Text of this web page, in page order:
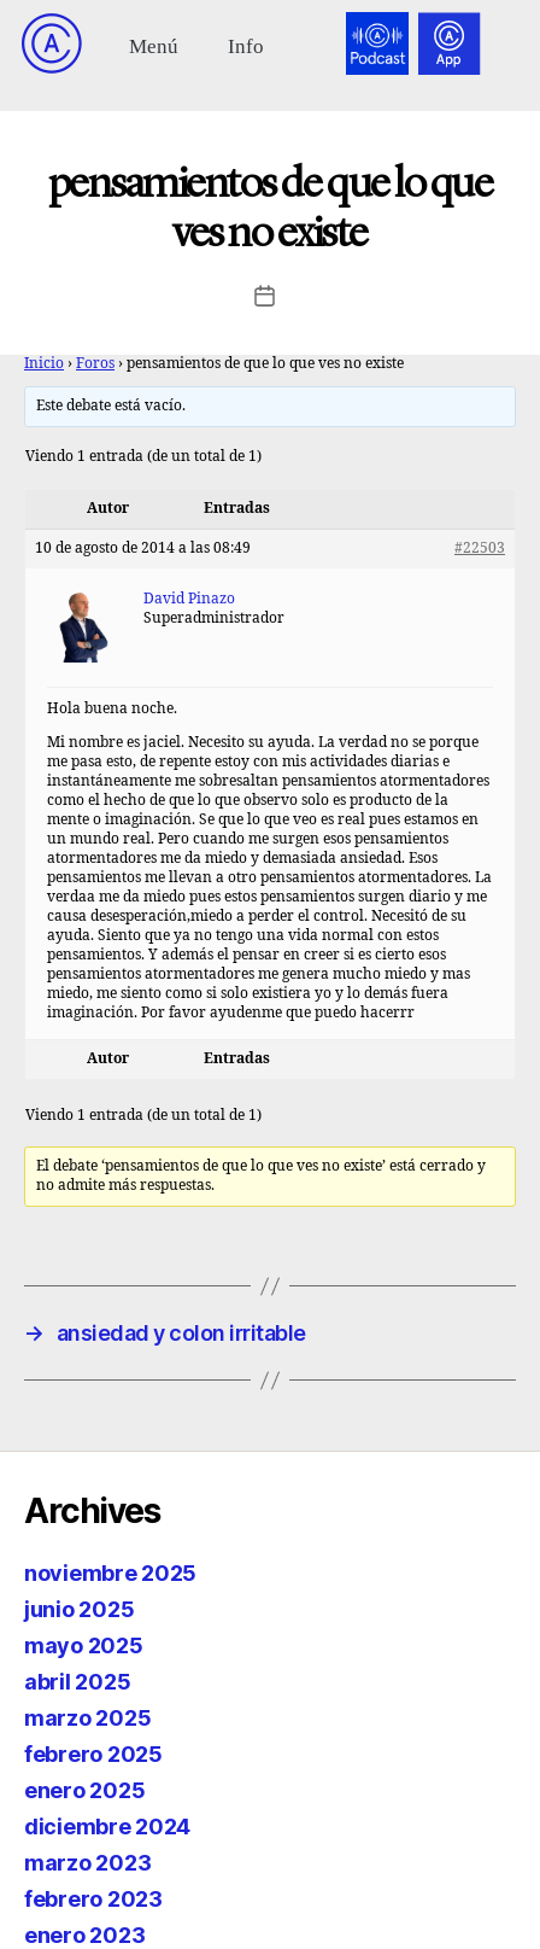
pensamientos de que lo que
ves no existe
Inicio › Foros › pensamientos de que lo que ves no existe
Este debate está vacío.
Viendo 1 entrada (de un total de 1)
Autor Entradas
10 de agosto de 2014 a las 08:49 #22503
David Pinazo
Superadministrador
Hola buena noche.
Mi nombre es jaciel. Necesito su ayuda. La verdad no se porque
me pasa esto, de repente estoy con mis actividades diarias e
instantáneamente me sobresaltan pensamientos atormentadores
como el hecho de que lo que observo solo es producto de la
mente o imaginación. Se que lo que veo es real pues estamos en
un mundo real. Pero cuando me surgen esos pensamientos
atormentadores me da miedo y demasiada ansiedad. Esos
pensamientos me llevan a otro pensamientos atormentadores. La
verdaa me da miedo pues estos pensamientos surgen diario y me
causa desesperación,miedo a perder el control. Necesitó de su
ayuda. Siento que ya no tengo una vida normal con estos
pensamientos. Y además el pensar en creer si es cierto esos
pensamientos atormentadores me genera mucho miedo y mas
miedo, me siento como si solo existiera yo y lo demás fuera
imaginación. Por favor ayudenme que puedo hacerrr
Autor Entradas
Viendo 1 entrada (de un total de 1)
El debate ‘pensamientos de que lo que ves no existe’ está cerrado y
no admite más respuestas.
→ ansiedad y colon irritable
Archives
noviembre 2025
junio 2025
mayo 2025
abril 2025
marzo 2025
febrero 2025
enero 2025
diciembre 2024
marzo 2023
febrero 2023
enero 2023